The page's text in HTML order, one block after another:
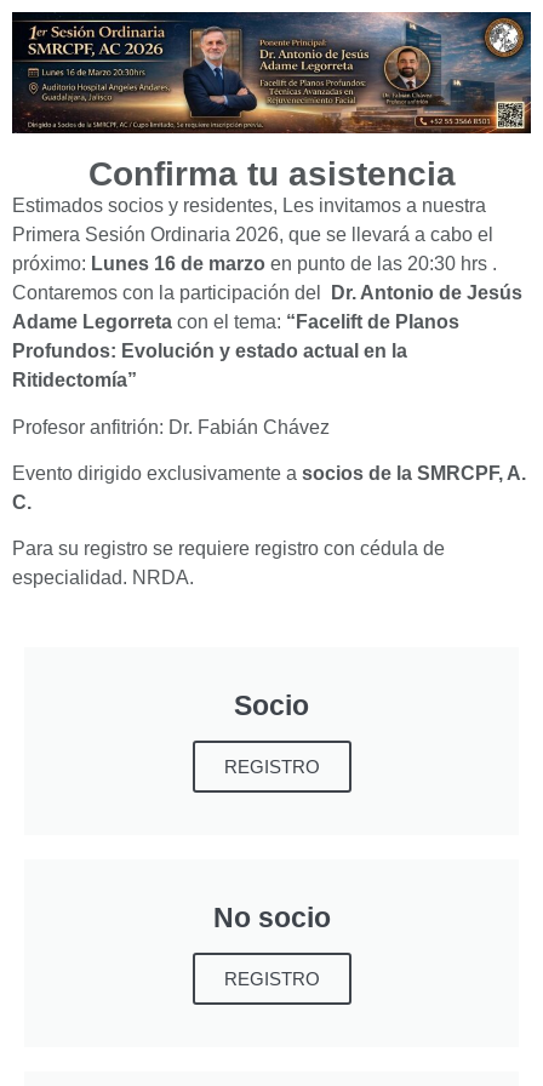
Confirma tu asistencia
Estimados socios y residentes, Les invitamos a nuestra
Primera Sesión Ordinaria 2026, que se llevará a cabo el
próximo: Lunes 16 de marzo en punto de las 20:30 hrs .
Contaremos con la participación del
Dr. Antonio de Jesús
Adame Legorreta con el tema: “Facelift de Planos
Profundos: Evolución y estado actual en la
Ritidectomía”
Profesor anfitrión: Dr. Fabián Chávez
Evento dirigido exclusivamente a socios de la SMRCPF, A.
C.
Para su registro se requiere registro con cédula de
especialidad. NRDA.
Socio
REGISTRO
No socio
REGISTRO